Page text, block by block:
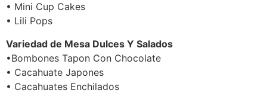
• Mini Cup Cakes
• Lili Pops
Variedad de Mesa Dulces Y Salados
•Bombones Tapon Con Chocolate
• Cacahuate Japones
• Cacahuates Enchilados